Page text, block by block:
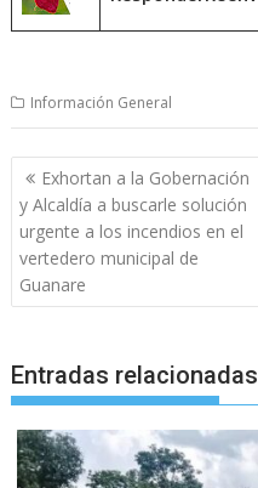
Información General
Navegación
de
entradas
Exhortan a la Gobernación
y Alcaldía a buscarle solución
urgente a los incendios en el
vertedero municipal de
Guanare
Entradas relacionadas